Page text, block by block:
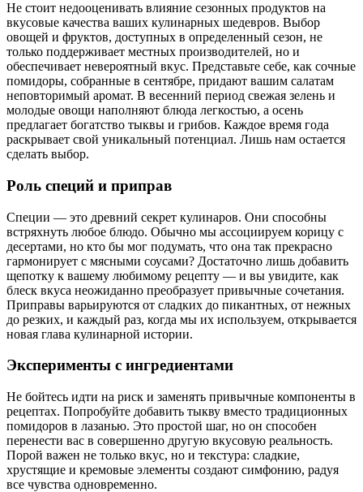
Не стоит недооценивать влияние сезонных продуктов на
вкусовые качества ваших кулинарных шедевров. Выбор
овощей и фруктов, доступных в определенный сезон, не
только поддерживает местных производителей, но и
обеспечивает невероятный вкус. Представьте себе, как сочные
помидоры, собранные в сентябре, придают вашим салатам
неповторимый аромат. В весенний период свежая зелень и
молодые овощи наполняют блюда легкостью, а осень
предлагает богатство тыквы и грибов. Каждое время года
раскрывает свой уникальный потенциал. Лишь нам остается
сделать выбор.
Роль специй и приправ
Специи — это древний секрет кулинаров. Они способны
встряхнуть любое блюдо. Обычно мы ассоциируем корицу с
десертами, но кто бы мог подумать, что она так прекрасно
гармонирует с мясными соусами? Достаточно лишь добавить
щепотку к вашему любимому рецепту — и вы увидите, как
блеск вкуса неожиданно преобразует привычные сочетания.
Приправы варьируются от сладких до пикантных, от нежных
до резких, и каждый раз, когда мы их используем, открывается
новая глава кулинарной истории.
Эксперименты с ингредиентами
Не бойтесь идти на риск и заменять привычные компоненты в
рецептах. Попробуйте добавить тыкву вместо традиционных
помидоров в лазанью. Это простой шаг, но он способен
перенести вас в совершенно другую вкусовую реальность.
Порой важен не только вкус, но и текстура: сладкие,
хрустящие и кремовые элементы создают симфонию, радуя
все чувства одновременно.